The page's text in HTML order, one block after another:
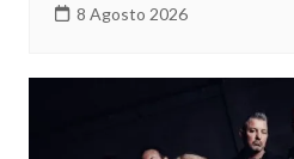
8 Agosto 2026